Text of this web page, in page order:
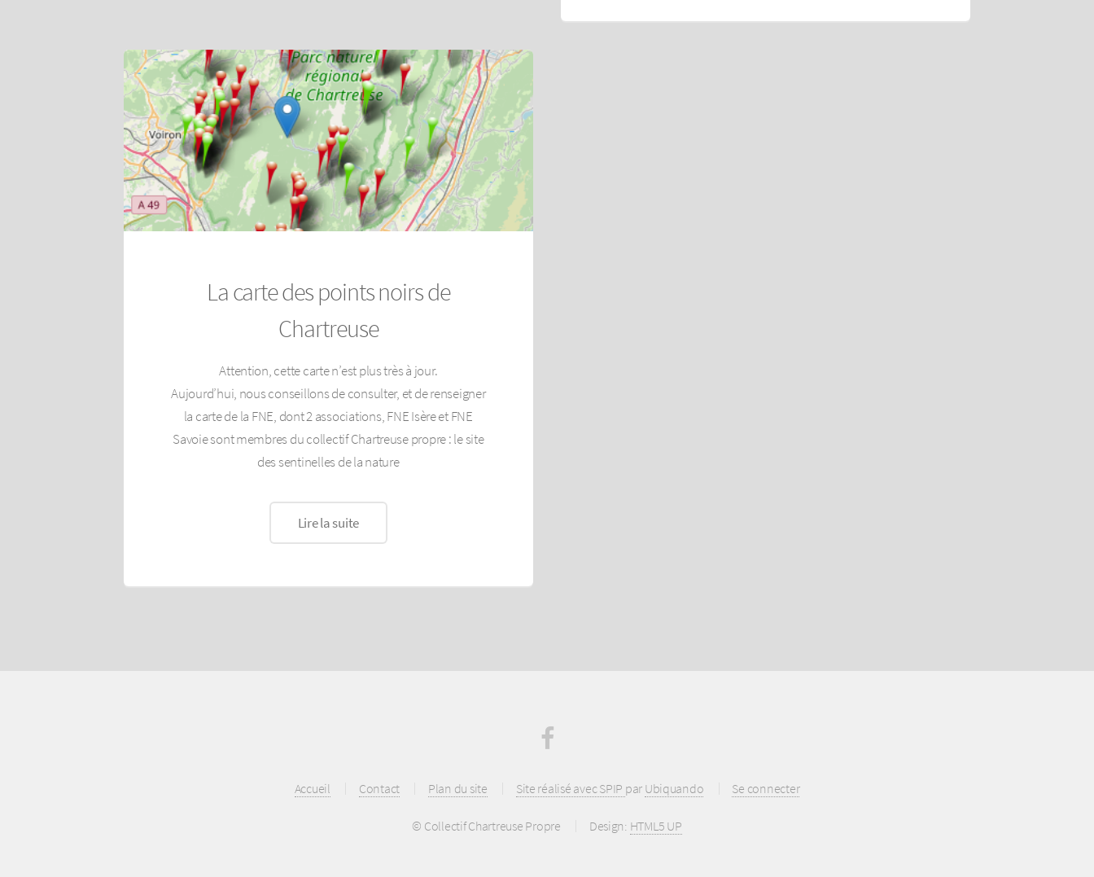
La carte des points noirs de
Chartreuse
Attention, cette carte n’est plus très à jour.
Aujourd’hui, nous conseillons de consulter, et de renseigner
la carte de la FNE, dont 2 associations, FNE Isère et FNE
Savoie sont membres du collectif Chartreuse propre : le site
des sentinelles de la nature
Lire la suite
Accueil Contact Plan du site Site réalisé avec SPIP par Ubiquando Se connecter
© Collectif Chartreuse Propre Design: HTML5 UP